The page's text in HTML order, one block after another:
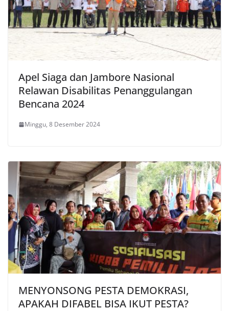
Apel Siaga dan Jambore Nasional
Relawan Disabilitas Penanggulangan
Bencana 2024
Minggu, 8 Desember 2024
MENYONSONG PESTA DEMOKRASI,
APAKAH DIFABEL BISA IKUT PESTA?